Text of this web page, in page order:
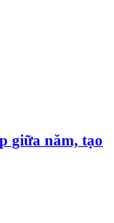
giữa năm, tạo